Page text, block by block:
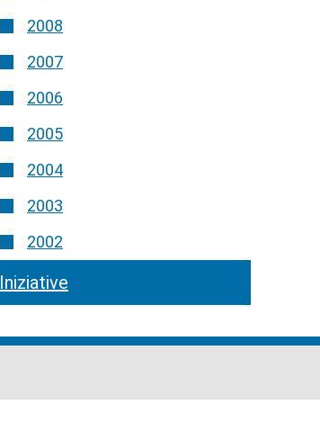
2008
2007
2006
2005
2004
2003
2002
Iniziative